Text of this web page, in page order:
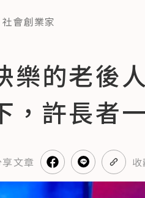
社會創業家
樂的老後
，許長者
文章